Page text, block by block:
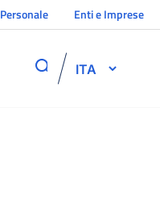
Personale Enti e Imprese
ITA